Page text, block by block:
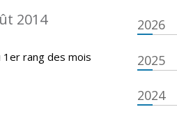
2014
1er rang des mois
2026
2025
2024